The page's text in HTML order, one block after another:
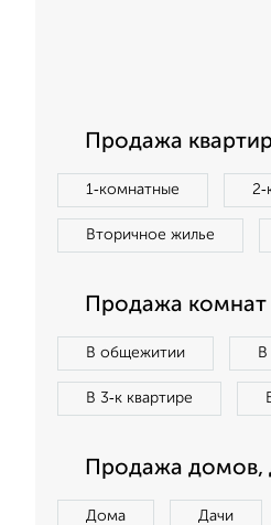
Продажа
1‑комнатные
Вторичное жилье
Продажа комнат
В общежитии В
В 3‑к квартире
Продажа домов,
Дома Дачи